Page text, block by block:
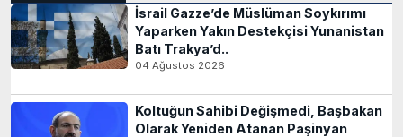
İsrail Gazze’de Müslüman Soykırımı
Yaparken Yakın Destekçisi Yunanistan
Batı Trakya’d..
04 Ağustos 2026
Koltuğun Sahibi Değişmedi, Başbakan
Olarak Yeniden Atanan Paşinyan